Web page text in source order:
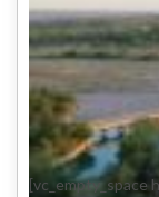
[vc_empty_space